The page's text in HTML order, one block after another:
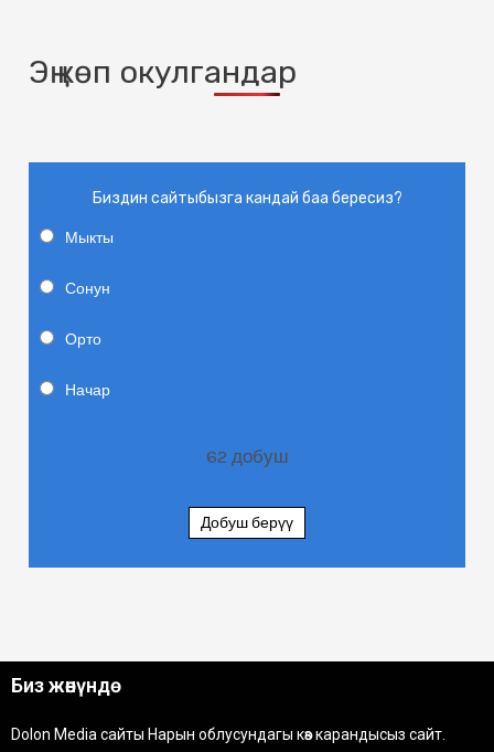
Эң көп окулгандар
Биздин сайтыбызга кандай баа бересиз?
Мыкты
Сонун
Орто
Начар
62 добуш
Добуш берүү
Биз жөнүндө
Dolon Media сайты Нарын облусундагы көз карандысыз сайт.